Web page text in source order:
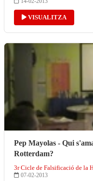
VISUALITZA
Pep Mayolas - Qui
Rotterdam?
3r Cicle de Falsificació de la
07-02-2013